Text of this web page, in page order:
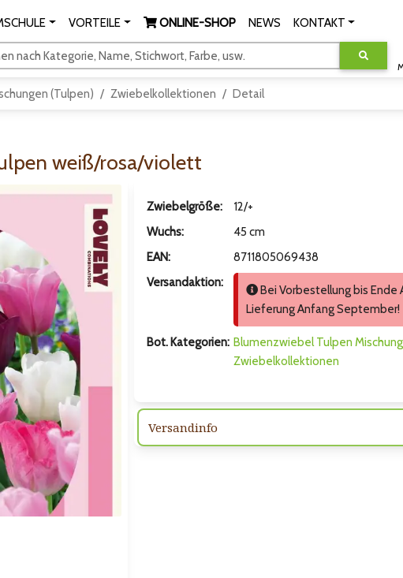
VORTEILE ONLINE-SHOP NEWS KONTAKT
nach Kategorie, Name, Stichwort, Farbe, usw.
(Tulpen) Zwiebelkollektionen Detail
weiß/rosa/violett
Zwiebelgröße:
12/+
Wuchs:
45 cm
EAN:
8711805069438
Versandaktion:
Bei Vorbestellung bis Ende
Lieferung Anfang September!
Bot. Kategorien: Blumenzwiebel Tulpen
Zwiebelkollektionen
Versandinfo